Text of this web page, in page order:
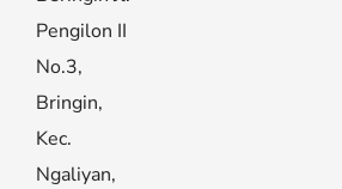
Pengilon II
No.3,
Bringin,
Kec.
Ngaliyan,